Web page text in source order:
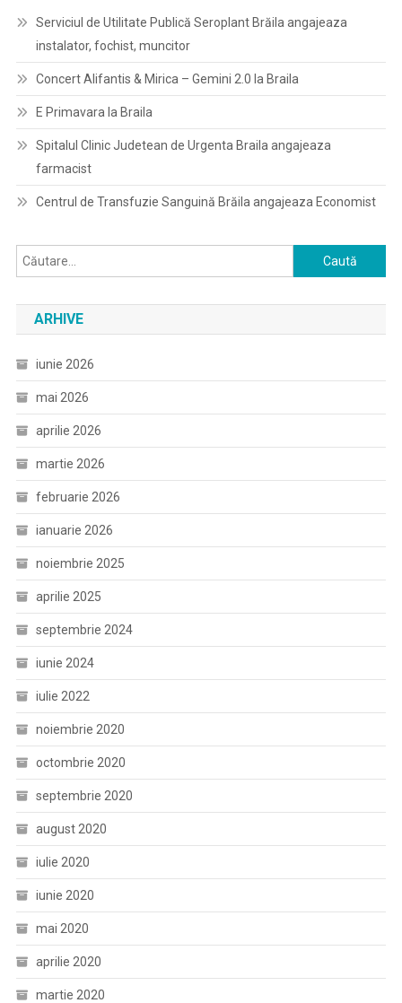
Serviciul de Utilitate Publică Seroplant Brăila angajeaza
instalator, fochist, muncitor
Concert Alifantis & Mirica – Gemini 2.0 la Braila
E Primavara la Braila
Spitalul Clinic Judetean de Urgenta Braila angajeaza
farmacist
Centrul de Transfuzie Sanguină Brăila angajeaza Economist
Caută
după:
ARHIVE
iunie 2026
mai 2026
aprilie 2026
martie 2026
februarie 2026
ianuarie 2026
noiembrie 2025
aprilie 2025
septembrie 2024
iunie 2024
iulie 2022
noiembrie 2020
octombrie 2020
septembrie 2020
august 2020
iulie 2020
iunie 2020
mai 2020
aprilie 2020
martie 2020